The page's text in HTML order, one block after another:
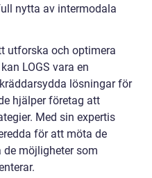
nytta av intermodala
utforska och optimera
LOGS vara en
lösningar för
hjälper företag att
Med sin expertis
för att möta de
möjligheter som